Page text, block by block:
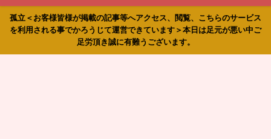
孤立＜お客様皆様が掲載の記事等へアクセス、閲覧、こちらのサービス
を利用される事でかろうじて運営できています＞本日は足元が悪い中ご
足労頂き誠に有難うございます。